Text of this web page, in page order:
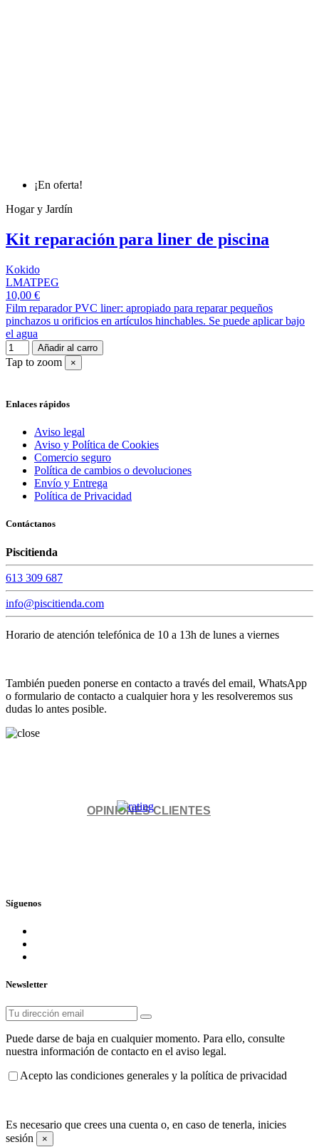
¡En oferta!
Hogar y Jardín
Kit reparación para liner de piscina
Kokido
LMATPEG
10,00 €
Film reparador PVC liner: apropiado para reparar pequeños
pinchazos u orificios en artículos hinchables. Se puede aplicar bajo
el agua
Añadir al carro
Tap to zoom ×
Enlaces rápidos
Aviso legal
Aviso y Política de Cookies
Comercio seguro
Política de cambios o devoluciones
Envío y Entrega
Política de Privacidad
Contáctanos
Piscitienda
613 309 687
info@piscitienda.com
Horario de atención telefónica de 10 a 13h de lunes a viernes
También pueden ponerse en contacto a través del email, WhatsApp
o formulario de contacto a cualquier hora y les resolveremos sus
dudas lo antes posible.
OPINIONES CLIENTES
Síguenos
Newsletter
Puede darse de baja en cualquier momento. Para ello, consulte
nuestra información de contacto en el aviso legal.
Acepto las condiciones generales y la política de privacidad
Es necesario que crees una cuenta o, en caso de tenerla, inicies
sesión
×